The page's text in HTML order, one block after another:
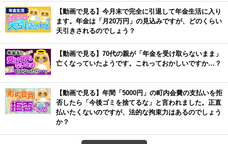
【動画で見る】今月末で完全に引退して年金生活に入り
ます。年金は「月20万円」の見込みですが、どのくらい
天引きされるのでしょう？
【動画で見る】70代の親が「年金を受け取らないまま」
亡くなっていたようです。これっておかしいですか…？
【動画で見る】年間「5000円」の町内会費の支払いを拒
否したら「今後ゴミを捨てるな」と言われました。正直
払いたくないのですが、法的な拘束力はあるのでしょう
か？